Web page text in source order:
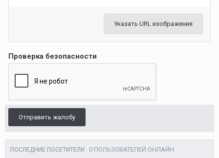
Указать URL изображения
Проверка безопасности
Отправить жалобу
ПОСЛЕДНИЕ ПОСЕТИТЕЛИ 0 ПОЛЬЗОВАТЕЛЕЙ ОНЛАЙН